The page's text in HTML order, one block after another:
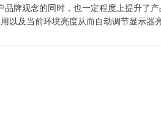
牌观念的同时，也一定程度上提升了
以及当前环境亮度从而自动调节显示器